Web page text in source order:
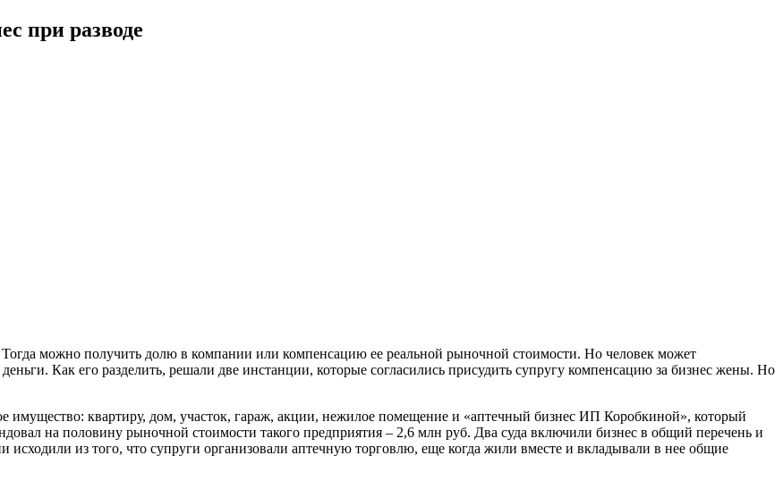
при разводе
можно получить долю в компании или компенсацию ее реальной рыночной стоимости. Но человек может
Как его разделить, решали две инстанции, которые согласились присудить супругу компенсацию за бизнес жены. Но
имущество: квартиру, дом, участок, гараж, акции, нежилое помещение и «аптечный бизнес ИП Коробкиной», который
на половину рыночной стоимости такого предприятия – 2,6 млн руб. Два суда включили бизнес в общий перечень и
из того, что супруги организовали аптечную торговлю, еще когда жили вместе и вкладывали в нее общие